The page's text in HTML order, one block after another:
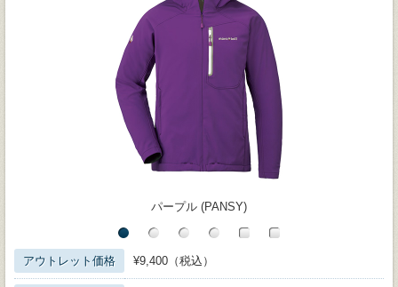
パープル (PANSY)
アウトレット価格 ¥9,400（税込）